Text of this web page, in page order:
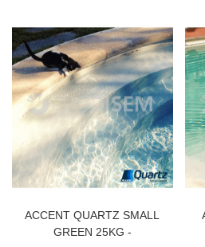
ACCENT QUARTZ SMALL
GREEN 25KG -